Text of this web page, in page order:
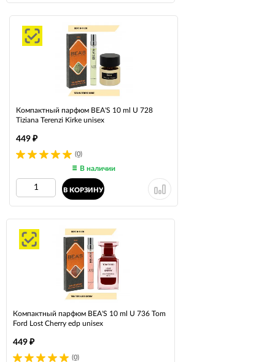
Компактный парфюм BEA'S 10 ml U 728
Tiziana Terenzi Kirke unisex
(0)
449 ₽
В наличии
В КОРЗИНУ
Компактный парфюм BEA'S 10 ml U 736 Tom
Ford Lost Cherry edp unisex
(0)
449 ₽